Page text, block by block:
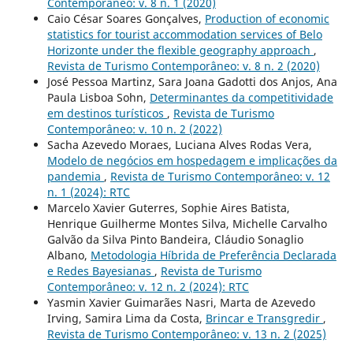
Caio César Soares Gonçalves, Production of economic
statistics for tourist accommodation services of Belo
Horizonte under the flexible geography approach ,
Revista de Turismo Contemporâneo: v. 8 n. 2 (2020)
José Pessoa Martinz, Sara Joana Gadotti dos Anjos, Ana
Paula Lisboa Sohn, Determinantes da competitividade
em destinos turísticos , Revista de Turismo
Contemporâneo: v. 10 n. 2 (2022)
Sacha Azevedo Moraes, Luciana Alves Rodas Vera,
Modelo de negócios em hospedagem e implicações da
pandemia , Revista de Turismo Contemporâneo: v. 12
n. 1 (2024): RTC
Marcelo Xavier Guterres, Sophie Aires Batista,
Henrique Guilherme Montes Silva, Michelle Carvalho
Galvão da Silva Pinto Bandeira, Cláudio Sonaglio
Albano, Metodologia Híbrida de Preferência Declarada
e Redes Bayesianas , Revista de Turismo
Contemporâneo: v. 12 n. 2 (2024): RTC
Yasmin Xavier Guimarães Nasri, Marta de Azevedo
Irving, Samira Lima da Costa, Brincar e Transgredir ,
Revista de Turismo Contemporâneo: v. 13 n. 2 (2025)